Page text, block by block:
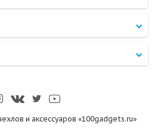
и аксессуаров «100gadgets.ru»